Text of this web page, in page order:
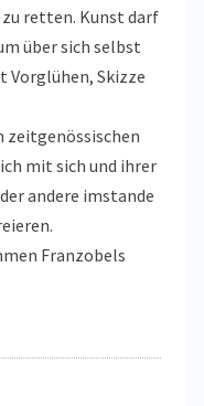
retten. Kunst darf
über sich selbst
Vorglühen, Skizze
zeitgenössischen
mit sich und ihrer
andere imstande
Franzobels